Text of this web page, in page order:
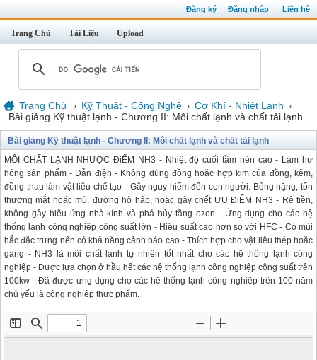
Đăng ký Đăng nhập Liên hệ
Trang Chủ Tài Liệu Upload
Trang Chủ › Kỹ Thuật - Công Nghệ › Cơ Khí - Nhiệt Lạnh ›
Bài giảng Kỹ thuật lạnh - Chương II: Môi chất lạnh và chất tải lạnh
Bài giảng Kỹ thuật lạnh - Chương II: Môi chất lạnh và chất tải lạnh
MÔI CHẤT LẠNH NHƯỢC ĐiỂM NH3 - Nhiệt độ cuối tầm nén cao - Làm hư
hỏng sản phẩm - Dẫn điện - Không dùng đồng hoặc hợp kim của đồng, kẽm,
đồng thau làm vật liệu chế tạo - Gây nguy hiểm đến con người: Bỏng nặng, tổn
thương mắt hoặc mù, đường hô hấp, hoặc gây chết ƯU ĐiỂM NH3 - Rẻ tiền,
không gây hiệu ứng nhà kính và phá hủy tầng ozon - Ứng dụng cho các hệ
thống lạnh công nghiệp công suất lớn - Hiệu suất cao hơn so với HFC - Có mùi
hắc đặc trưng nên có khả năng cảnh báo cao - Thích hợp cho vật liệu thép hoặc
gang - NH3 là môi chất lạnh tự nhiên tốt nhất cho các hệ thống lạnh công
nghiệp - Được lựa chọn ở hầu hết các hệ thống lạnh công nghiệp công suất trên
100kw - Đã được ứng dụng cho các hệ thống lạnh công nghiệp trên 100 năm
chủ yếu là công nghiệp thực phẩm.